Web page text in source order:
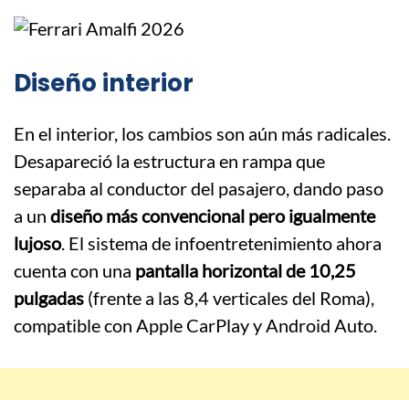
Diseño interior
En el interior, los cambios son aún más radicales.
Desapareció la estructura en rampa que
separaba al conductor del pasajero, dando paso
a un diseño más convencional pero igualmente
lujoso. El sistema de infoentretenimiento ahora
cuenta con una pantalla horizontal de 10,25
pulgadas (frente a las 8,4 verticales del Roma),
compatible con Apple CarPlay y Android Auto.